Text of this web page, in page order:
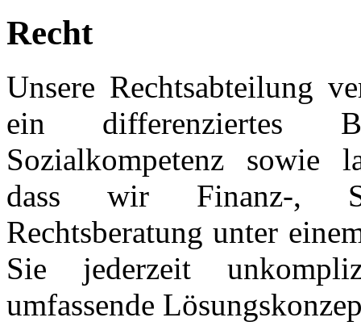
Recht
Unsere Rechtsabteilung
ein differenziertes
Sozialkompetenz sowie
dass wir Finanz-,
Rechtsberatung unter
Sie jederzeit
umfassende